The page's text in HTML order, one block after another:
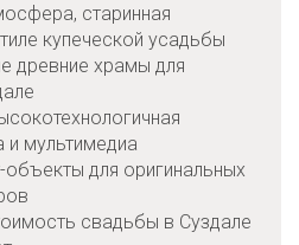
старинная
купеческой усадьбы
древние храмы для
и мультимедиа
объекты для оригинальных
свадьбы в Суздале